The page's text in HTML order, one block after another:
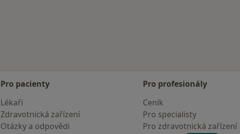
Pro pacienty
Lékaři
Zdravotnická zařízení
Otázky a odpovědi
Pro profesionály
Ceník
Pro specialisty
Pro zdravotnická zařízení